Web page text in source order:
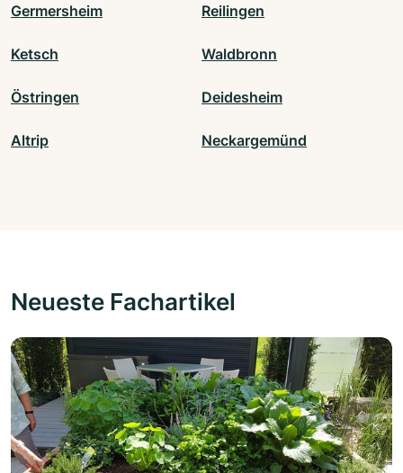
Germersheim Reilingen
Ketsch Waldbronn
Östringen Deidesheim
Altrip Neckargemünd
Neueste Fachartikel